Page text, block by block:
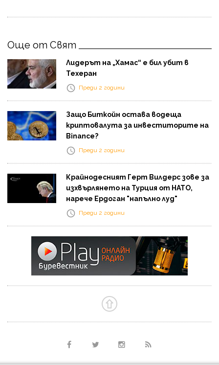
Още от Свят
Лидерът на „Хамас“ е бил убит в
Техеран
Преди 2 години
Защо Биткойн остава водеща
криптовалута за инвеститорите на
Binance?
Преди 2 години
Крайнодесният Герт Вилдерс зове за
изхвърлянето на Турция от НАТО,
нарече Ердоган "напълно луд"
Преди 2 години